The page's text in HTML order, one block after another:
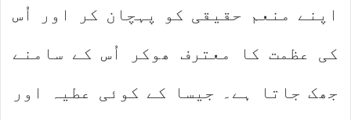
اپنے منعم حقیقی کو پہچان کر اور اُس
کی عظمت کا معترف ھوکر اُس کے سامنے
جھک جاتا ہے۔ جیسا کے کوئی عطیہ اور